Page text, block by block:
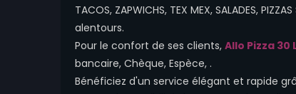
TACOS, ZAPWICHS, TEX MEX, SALADES,
alentours.
Pour le confort de ses clients, Allo Pizza
bancaire, Chèque, Espèce, .
Bénéficiez d'un service élégant et rapide